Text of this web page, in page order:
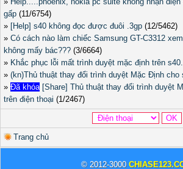
gấp (11/6754)
» [Help] s40 không đọc được đuôi .3gp (12/5462)
» Có cách nào làm chiếc Samsung GT-C3312
không mấy bác??? (3/6664)
» Khắc phục lỗi mất trình duyệt mặc định trên s40.
» (kn)Thủ thuật thay đổi trình duyệt Mặc Định cho
» Đã khóa [Share] Thủ thuật thay đổi trình duyệt
trên điện thoại (1/2467)
Trang chủ
© 2012-3000